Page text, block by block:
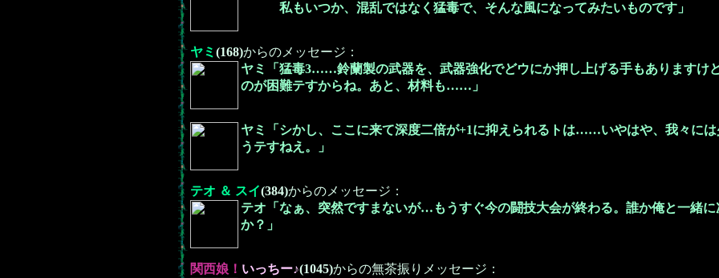
私もいつか、混乱ではなく猛毒で、そんな風になってみたいものです」
ヤミ (168)からのメッセージ：
ヤミ「猛毒3……鈴蘭製の武器を、武器強化でどウにか押し上げる手もあります
のが困難テすからね。あと、材料も……」
ヤミ「シかし、ここに来て深度二倍が+1に抑えられるトは……いやはや、我々に
うテすねえ。」
テオ ＆ スイ(384)からのメッセージ：
テオ「なぁ、突然ですまないが…もうすぐ今の闘技大会が終わる。誰か俺と一緒
か？」
関西娘！ いっちー♪(1045)からの無茶振りメッセージ：